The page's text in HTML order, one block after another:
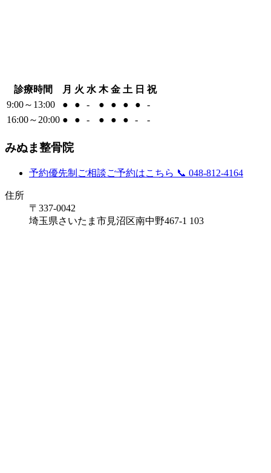
診療時間 月 火 水 木 金 土 日 祝
9:00～13:00
● ● - ● ● ● ●
-
16:00～20:00 ● ● - ● ● ● - -
みぬま整骨院
予約優先制 ご相談ご予約はこちら 📞 048-812-4164
住所
〒337-0042
埼玉県さいたま市見沼区南中野467-1 103